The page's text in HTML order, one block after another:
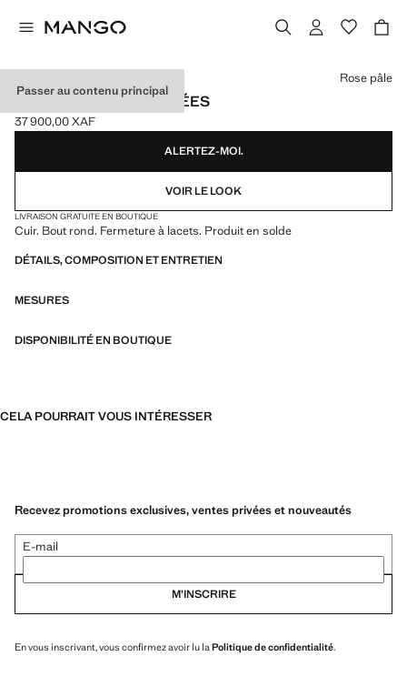
Passer au contenu principal
BASKETS EN CUIR LACÉES
Prix actuel [37 900,00 XAF ]
37 900,00 XAF
Choisissez une couleur
Rose pâle
ALERTEZ-MOI.
VOIR LE LOOK
LIVRAISON GRATUITE EN BOUTIQUE
Cuir. Bout rond. Fermeture à lacets. Produit en solde
DÉTAILS, COMPOSITION ET ENTRETIEN
MESURES
DISPONIBILITÉ EN BOUTIQUE
CELA POURRAIT VOUS INTÉRESSER
Recevez promotions exclusives, ventes privées et nouveautés
E-mail
M’INSCRIRE
En vous inscrivant, vous confirmez avoir lu la Politique de confidentialité.